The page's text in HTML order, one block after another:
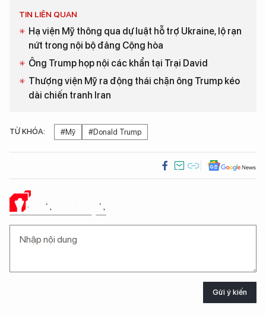
TIN LIÊN QUAN
Hạ viện Mỹ thông qua dự luật hỗ trợ Ukraine, lộ rạn
nứt trong nội bộ đảng Cộng hòa
Ông Trump họp nội các khẩn tại Trại David
Thượng viện Mỹ ra động thái chặn ông Trump kéo
dài chiến tranh Iran
TỪ KHÓA: #Mỹ #Donald Trump
Ý KIẾN CỦA BẠN
Gửi ý kiến